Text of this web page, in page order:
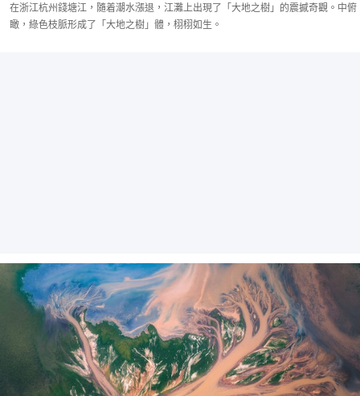
在浙江杭州錢塘江，隨着潮水漲退，江灘上出現了「大地之樹」的震撼奇觀。中俯
瞰，綠色枝脈形成了「大地之樹」體，栩栩如生。